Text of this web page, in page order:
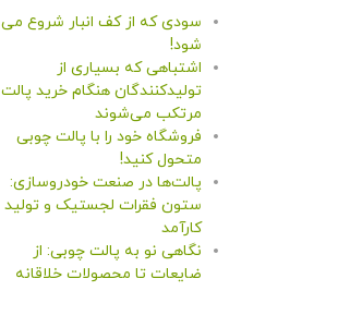
سودی که از کف انبار شروع می
شود!
اشتباهی که بسیاری از
تولیدکنندگان هنگام خرید پالت
مرتکب می‌شوند
فروشگاه خود را با پالت چوبی
متحول کنید!
پالت‌ها در صنعت خودروسازی:
ستون فقرات لجستیک و تولید
کارآمد
نگاهی نو به پالت چوبی: از
ضایعات تا محصولات خلاقانه